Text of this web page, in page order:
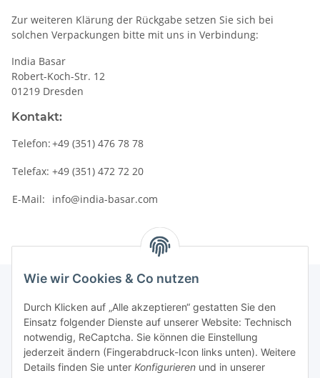
Wie wir Cookies & Co nutzen
Durch Klicken auf „Alle akzeptieren“ gestatten Sie den
Einsatz folgender Dienste auf unserer Website: Technisch
notwendig, ReCaptcha. Sie können die Einstellung
jederzeit ändern (Fingerabdruck-Icon links unten). Weitere
Details finden Sie unter Konfigurieren und in unserer
Zur weiteren Klärung der Rückgabe setzen Sie sich bei
solchen Verpackungen bitte mit uns in Verbindung:
India Basar
Robert-Koch-Str. 12
01219 Dresden
Kontakt:
Telefon:+49 (351) 476 78 78
Telefax: +49 (351) 472 72 20
E-Mail: info@india-basar.com
Schnellkauf